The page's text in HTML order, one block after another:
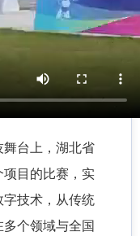
台上，湖北省
项目的比赛，实
技术，从传统
个领域与全国